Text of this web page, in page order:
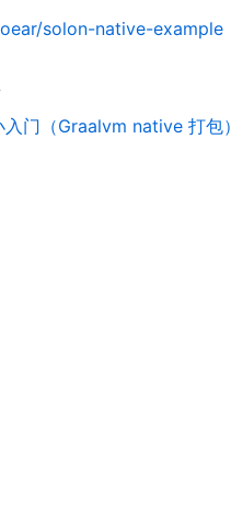
solon-native-example
门（Graalvm native 打包）